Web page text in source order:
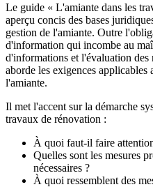
Le guide « L'amiante dans les
aperçu concis des bases
gestion de l'amiante. Outre
d'information qui incombe au
d'informations et l'évaluation des
aborde les exigences
l'amiante.
Il met l'accent sur la démarche
travaux de rénovation :
À quoi faut-il faire
Quelles sont les mesures
nécessaires ?
À quoi ressemblent des